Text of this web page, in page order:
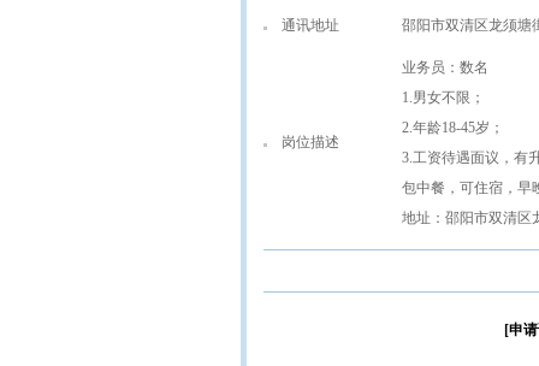
通讯地址 邵阳市双清区龙须塘
岗位描述
业务员：数名
1.男女不限；
2.年龄18-45岁；
3.工资待遇面议，有
包中餐，可住宿，早
地址：邵阳市双清区
[申